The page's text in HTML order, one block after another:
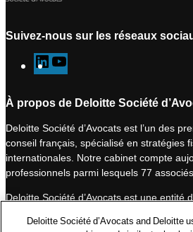
Suivez-nous sur les réseaux
L
i
k
e
d
I
n
o
T
u
b
e
À propos de Deloitte Société
Deloitte Société d’Avocats est l’un des
conseil français, spécialisé en stratégies
internationales. Notre cabinet compte
professionnels parmi lesquels 77
Deloitte Société d’Avocats est une entité
professionnels et à ce titre, travaille avec
Deloitte Société d’Avocats and Deloitte